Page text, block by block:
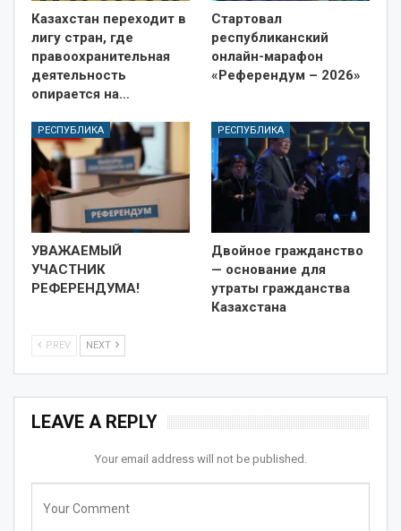
Казахстан переходит в
лигу стран, где
правоохранительная
деятельность
опирается на…
Стартовал
республиканский
онлайн-марафон
«Референдум – 2026»
РЕСПУБЛИКА
УВАЖАЕМЫЙ
УЧАСТНИК
РЕФЕРЕНДУМА!
РЕСПУБЛИКА
Двойное гражданство
— основание для
утраты гражданства
Казахстана
PREV NEXT
LEAVE A REPLY
Your email address will not be published.